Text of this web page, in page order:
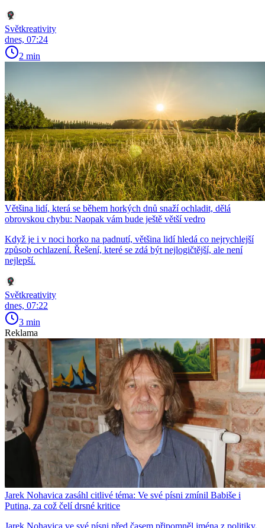
Světkreativity
dnes, 07:24
2 min
Většina lidí, která se během horkých dnů snaží ochladit, dělá
obrovskou chybu: Naopak vám bude ještě větší vedro
Když je i v noci horko na padnutí, většina lidí hledá co nejrychlejší
způsob ochlazení. Řešení, které se zdá být nejlogičtější, ale není
nejlepší.
Světkreativity
dnes, 07:22
3 min
Reklama
Jarek Nohavica zasáhl citlivé téma: Ve své písni zmínil Babiše i
Putina, za což čelí drsné kritice